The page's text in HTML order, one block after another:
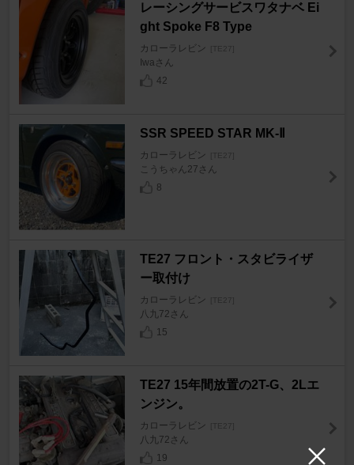
レーシングサービスワタナベ Ei
ght Spoke F8 Type
カローラレビン [TE27]
Iwaさん
42
SSR SPEED STAR MK-Ⅱ
カローラレビン [TE27]
こうちゃん27さん
8
TE27 フロント・スタビライザ
ー取付け
カローラレビン [TE27]
八九72さん
15
TE27 15年間放置の2T-G、2Lエ
ンジン。
カローラレビン [TE27]
八九72さん
19